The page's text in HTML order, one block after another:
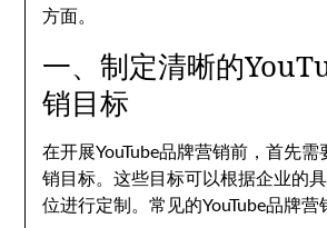
方面。
一、制定清晰的
销目标
在开展YouTube品牌营销前，首先需
销目标。这些目标可以根据企业的
位进行定制。常见的YouTube品牌营